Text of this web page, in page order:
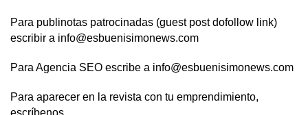
Para publinotas patrocinadas (guest post dofollow link)
escribir a info@esbuenisimonews.com
Para Agencia SEO escribe a info@esbuenisimonews.com
Para aparecer en la revista con tu emprendimiento,